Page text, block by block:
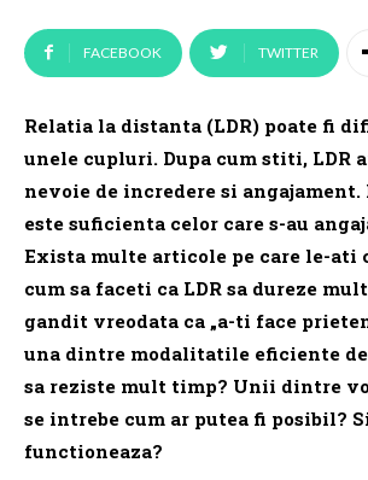
FACEBOOK TWITTER
Relatia la distanta (LDR) poate fi
unele cupluri. Dupa cum stiti, LDR
nevoie de incredere si angajament.
este suficienta celor care s-au
Exista multe articole pe care le-ati
cum sa faceti ca LDR sa dureze
gandit vreodata ca „a-ti face
una dintre modalitatile eficiente de
sa reziste mult timp? Unii dintre
se intrebe cum ar putea fi posibil?
functioneaza?